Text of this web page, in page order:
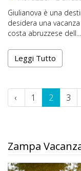
Giulianova è una
desidera una
costa abruzzese dell...
Leggi Tutto
‹ 1 2 3
Zampa